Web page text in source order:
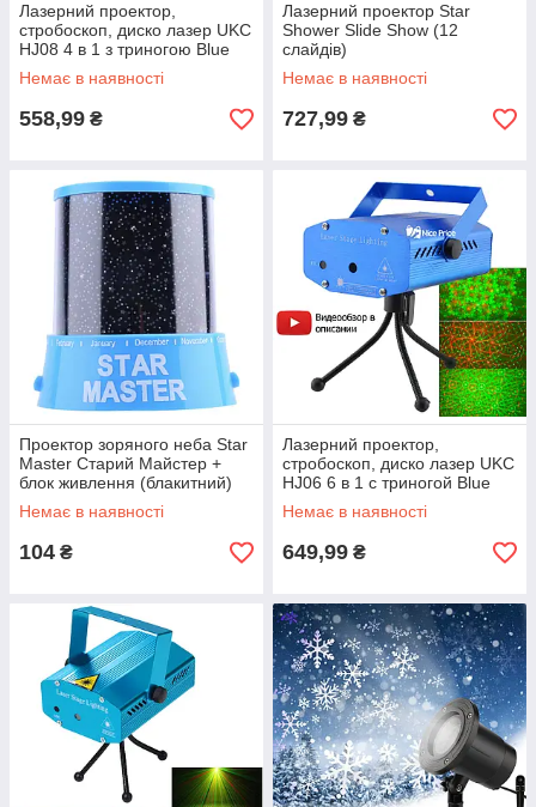
Лазерний проектор,
стробоскоп, диско лазер UKC
HJ08 4 в 1 з триногою Blue
(4053)
Немає в наявності
558,99 ₴
Лазерний проектор Star
Shower Slide Show (12
слайдів)
Немає в наявності
727,99 ₴
Проектор зоряного неба Star
Master Старий Майстер +
блок живлення (блакитний)
Немає в наявності
104 ₴
Лазерний проектор,
стробоскоп, диско лазер UKC
HJ06 6 в 1 c триногой Blue
(4054)
Немає в наявності
649,99 ₴